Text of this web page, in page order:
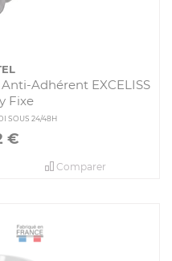
Adhérent EXCELISS
Fixe
SOUS 24/48H
€
Comparer